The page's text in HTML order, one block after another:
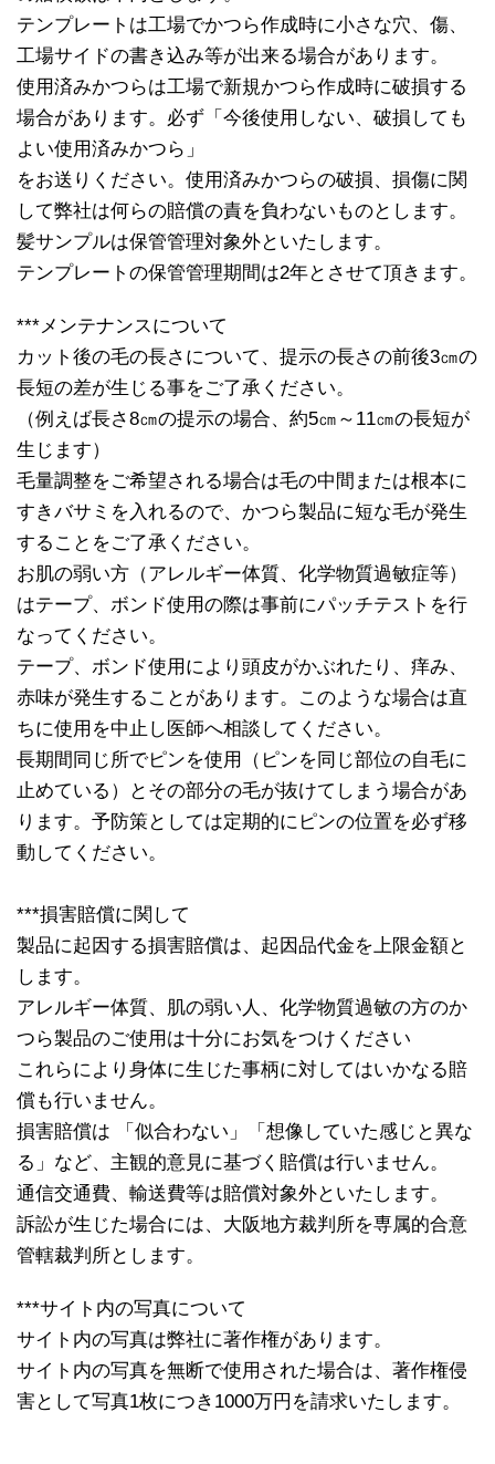
テンプレートは工場でかつら作成時に小さな穴、傷、
工場サイドの書き込み等が出来る場合があります。
使用済みかつらは工場で新規かつら作成時に破損する
場合があります。必ず「今後使用しない、破損しても
よい使用済みかつら」
をお送りください。使用済みかつらの破損、損傷に関
して弊社は何らの賠償の責を負わないものとします。
髪サンプルは保管管理対象外といたします。
テンプレートの保管管理期間は2年とさせて頂きます。
***メンテナンスについて
カット後の毛の長さについて、提示の長さの前後3㎝の
長短の差が生じる事をご了承ください。
（例えば長さ8㎝の提示の場合、約5㎝～11㎝の長短が
生じます）
毛量調整をご希望される場合は毛の中間または根本に
すきバサミを入れるので、かつら製品に短な毛が発生
することをご了承ください。
お肌の弱い方（アレルギー体質、化学物質過敏症等）
はテープ、ボンド使用の際は事前にパッチテストを行
なってください。
テープ、ボンド使用により頭皮がかぶれたり、痒み、
赤味が発生することがあります。このような場合は直
ちに使用を中止し医師へ相談してください。
長期間同じ所でピンを使用（ピンを同じ部位の自毛に
止めている）とその部分の毛が抜けてしまう場合があ
ります。予防策としては定期的にピンの位置を必ず移
動してください。
***損害賠償に関して
製品に起因する損害賠償は、起因品代金を上限金額と
します。
アレルギー体質、肌の弱い人、化学物質過敏の方のか
つら製品のご使用は十分にお気をつけください
これらにより身体に生じた事柄に対してはいかなる賠
償も行いません。
損害賠償は 「似合わない」「想像していた感じと異な
る」など、主観的意見に基づく賠償は行いません。
通信交通費、輸送費等は賠償対象外といたします。
訴訟が生じた場合には、大阪地方裁判所を専属的合意
管轄裁判所とします。
***サイト内の写真について
サイト内の写真は弊社に著作権があります。
サイト内の写真を無断で使用された場合は、著作権侵
害として写真1枚につき1000万円を請求いたします。